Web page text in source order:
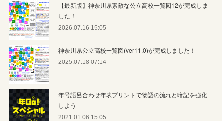
【最新版】神奈川県素敵な公立高校一覧図12が完成しま
した！
2026.07.16 15:05
神奈川県公立高校一覧図(ver11.0)が完成しました！
2025.07.18 07:14
年号語呂合わせ年表プリントで物語の流れと暗記を強化
しよう
2021.01.06 15:05